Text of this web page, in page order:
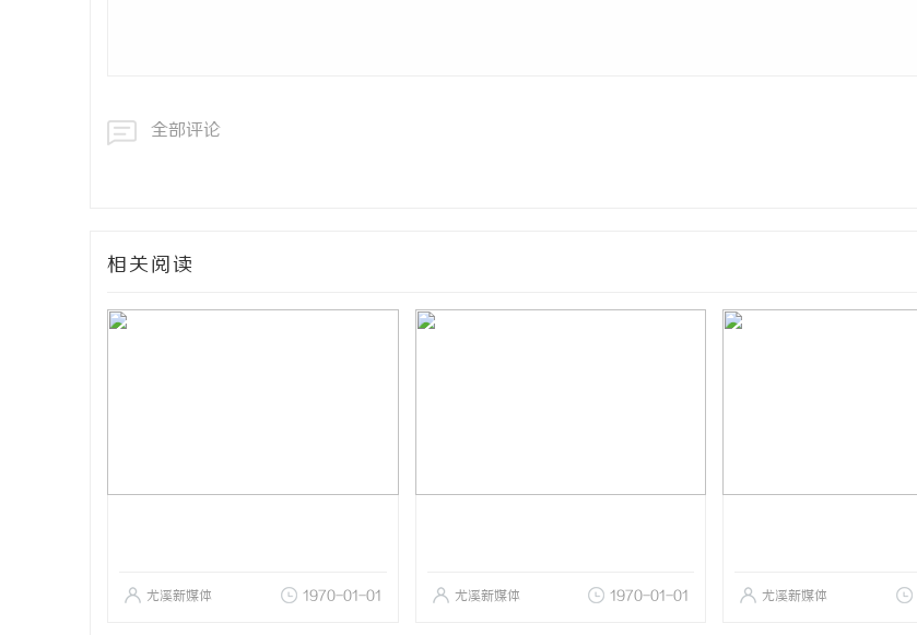
全部评论
相关阅读
尤溪新媒体 1970-01-01 尤溪新媒体 1970-01-01 尤溪新媒体